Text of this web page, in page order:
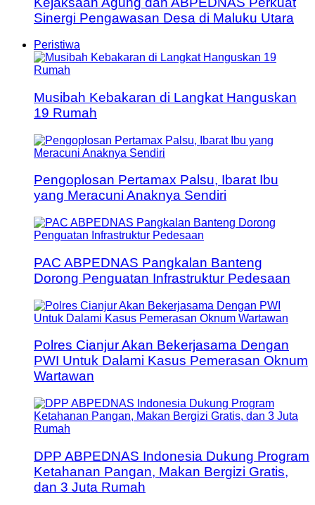
Sinergi Pengawasan Desa di Maluku Utara
Peristiwa
Musibah Kebakaran di Langkat Hanguskan
19 Rumah
Pengoplosan Pertamax Palsu, Ibarat Ibu
yang Meracuni Anaknya Sendiri
PAC ABPEDNAS Pangkalan Banteng
Dorong Penguatan Infrastruktur Pedesaan
Polres Cianjur Akan Bekerjasama Dengan
PWI Untuk Dalami Kasus Pemerasan Oknum
Wartawan
DPP ABPEDNAS Indonesia Dukung Program
Ketahanan Pangan, Makan Bergizi Gratis,
dan 3 Juta Rumah